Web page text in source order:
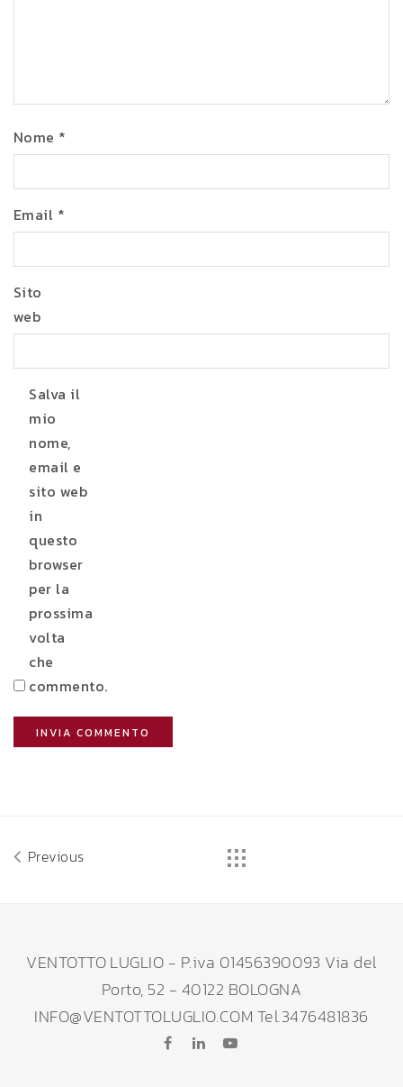
Nome *
Email *
Sito
web
Salva il
mio
nome,
email e
sito web
in
questo
browser
per la
prossima
volta
che
commento.
Previous
VENTOTTO LUGLIO - P.iva 01456390093 Via del
Porto, 52 - 40122 BOLOGNA
INFO@VENTOTTOLUGLIO.COM Tel.3476481836